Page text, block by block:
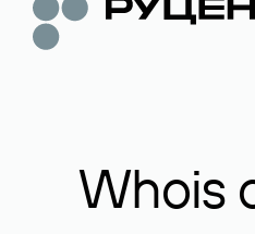
Whois